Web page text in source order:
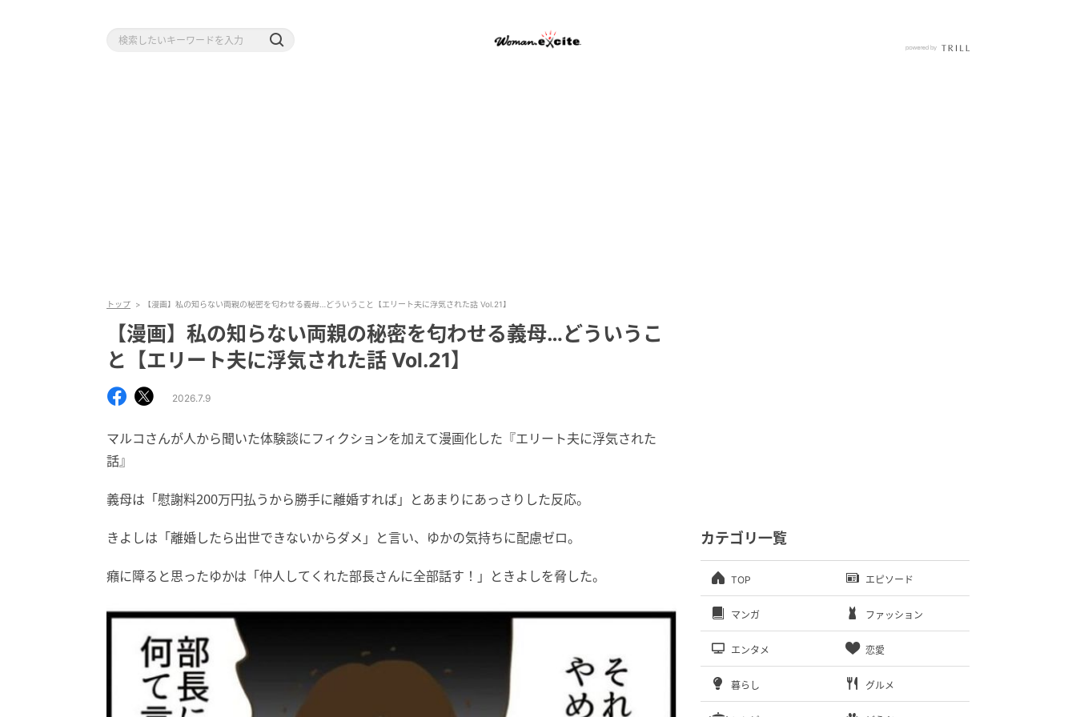
トップ 【漫画】私の知らない両親の秘密を匂わせる義母…どういうこと【エリート夫に浮気された話 Vol.21】
【漫画】私の知らない両親の秘密を匂わせる義母…どういうこ
と【エリート夫に浮気された話 Vol.21】
2026.7.9
マルコさんが人から聞いた体験談にフィクションを加えて漫画化した『エリート夫に浮気された
話』
義母は「慰謝料200万円払うから勝手に離婚すれば」とあまりにあっさりした反応。
きよしは「離婚したら出世できないからダメ」と言い、ゆかの気持ちに配慮ゼロ。
癪に障ると思ったゆかは「仲人してくれた部長さんに全部話す！」ときよしを脅した。
カテゴリ一覧
TOP エピソード
マンガ ファッション
エンタメ 恋愛
暮らし グルメ